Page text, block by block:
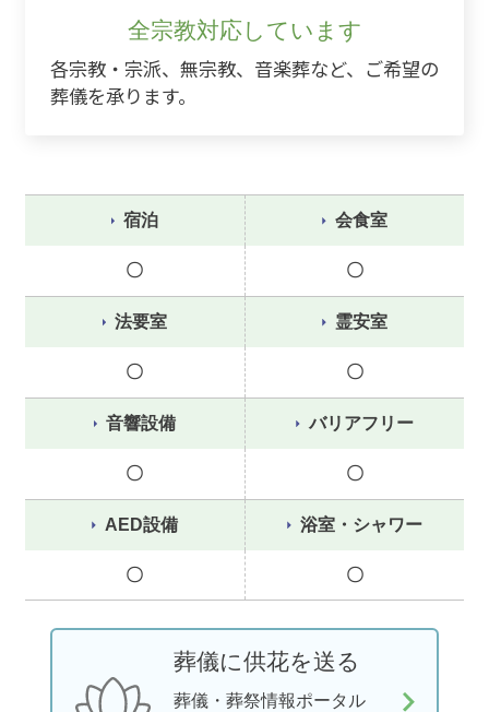
全宗教対応しています
各宗教・宗派、無宗教、音楽葬など、ご希望の
葬儀を承ります。
宿泊
〇
会食室
〇
法要室
〇
霊安室
〇
音響設備
〇
バリアフリー
〇
AED設備
〇
浴室・シャワー
〇
葬儀に供花を送る
葬儀・葬祭情報ポータル